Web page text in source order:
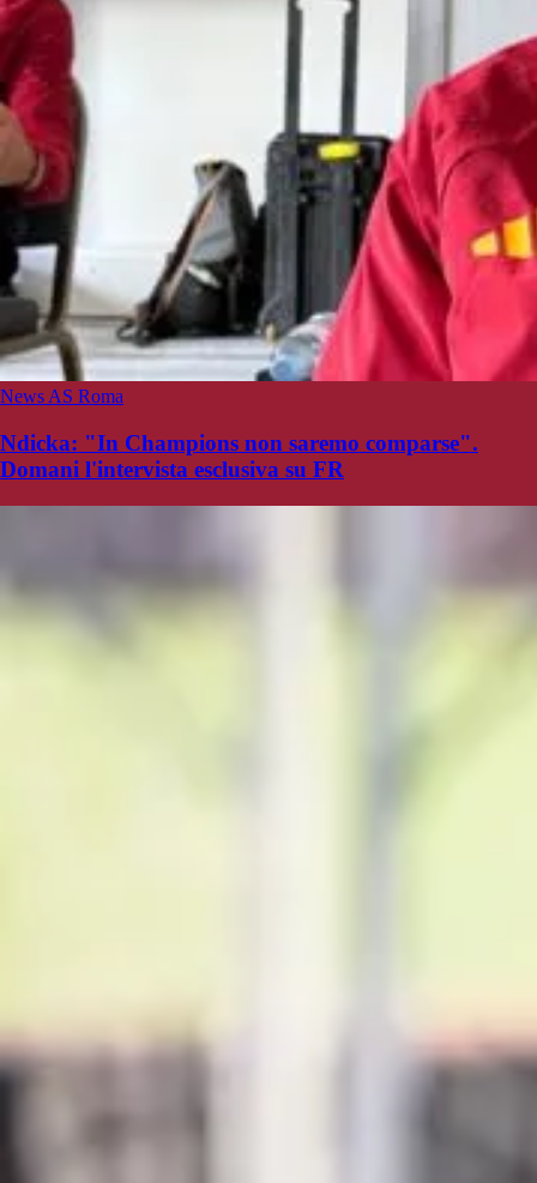
News AS Roma
Ndicka: "In Champions non saremo comparse".
Domani l'intervista esclusiva su FR